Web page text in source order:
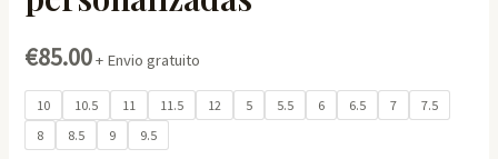
€85.00+ Envio gratuito
10 10.5 11 11.5 12 5 5.5 6 6.5 7
7.5
8
8.5 9 9.5